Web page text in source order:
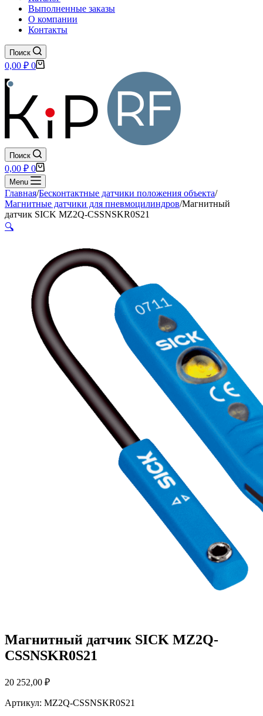
Выполненные заказы
О компании
Контакты
Поиск
Корзина
0,00 ₽ 0
Поиск
Корзина
0,00 ₽ 0
Menu
Главная/Бесконтактные датчики положения объекта/
Магнитные датчики для пневмоцилиндров/Магнитный
датчик SICK MZ2Q-CSSNSKR0S21
🔍
Магнитный датчик SICK MZ2Q-
CSSNSKR0S21
20 252,00 ₽
Артикул: MZ2Q-CSSNSKR0S21